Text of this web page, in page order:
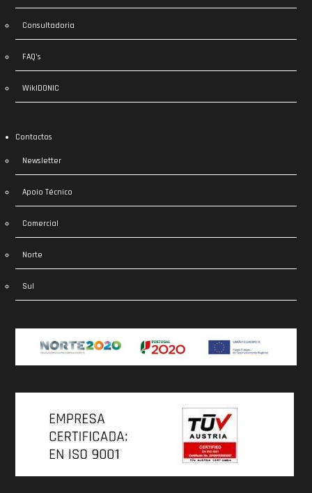
Consultadoria
FAQ’s
WikIDONIC
Contactos
Newsletter
Apoio Técnico
Comercial
Norte
Sul